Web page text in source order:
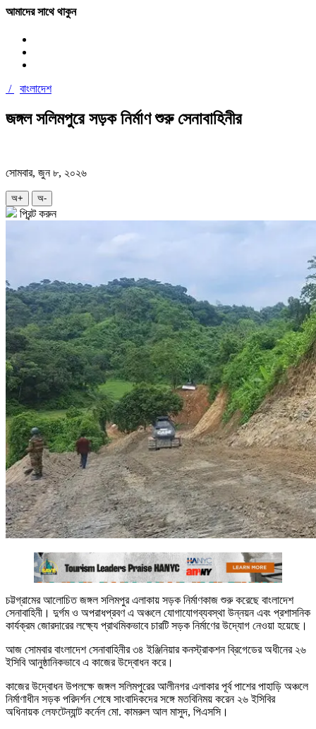
আমাদের সাথে থাকুন
/ বাংলাদেশ
জঙ্গল সলিমপুরে সড়ক নির্মাণ শুরু সেনাবাহিনীর
সোমবার, জুন ৮, ২০২৬
অ+ অ-
প্রিন্ট করুন
চট্টগ্রামের আলোচিত জঙ্গল সলিমপুর এলাকায় সড়ক নির্মাণকাজ শুরু করেছে বাংলাদেশ
সেনাবাহিনী। দুর্গম ও অপরাধপ্রবণ এ অঞ্চলে যোগাযোগব্যবস্থা উন্নয়ন এবং প্রশাসনিক
কার্যক্রম জোরদারের লক্ষ্যে প্রাথমিকভাবে চারটি সড়ক নির্মাণের উদ্যোগ নেওয়া হয়েছে।
আজ সোমবার বাংলাদেশ সেনাবাহিনীর ৩৪ ইঞ্জিনিয়ার কনস্ট্রাকশন ব্রিগেডের অধীনের ২৬
ইসিবি আনুষ্ঠানিকভাবে এ কাজের উদ্বোধন করে।
কাজের উদ্বোধন উপলক্ষে জঙ্গল সলিমপুরের আলীনগর এলাকার পূর্ব পাশের পাহাড়ি অঞ্চলে
নির্মাণাধীন সড়ক পরিদর্শন শেষে সাংবাদিকদের সঙ্গে মতবিনিময় করেন ২৬ ইসিবির
অধিনায়ক লেফটেন্যান্ট কর্নেল মো. কামরুল আল মাসুদ, পিএসসি।